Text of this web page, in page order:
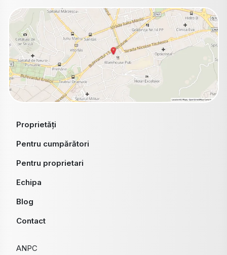
Proprietăți
Pentru cumpărători
Pentru proprietari
Echipa
Blog
Contact
ANPC